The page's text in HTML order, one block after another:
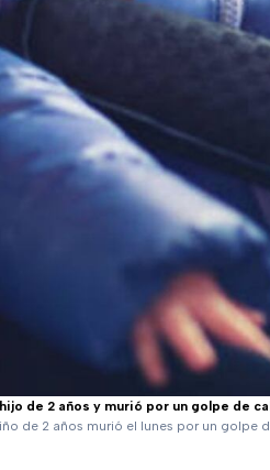
de 2 años y murió por un golpe de
de 2 años murió el lunes por un golpe